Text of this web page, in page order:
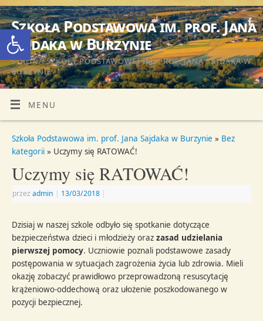
Otwórz pasek narzędzi
Szkoła Podstawowa im. prof. Jana
Sajdaka w Burzynie
STRONA SZKOŁY PODSTAWOWEJ IM. PROF. JANA SAJDAKA W
BURZYNIE
MENU
Szkoła Podstawowa im. prof. Jana Sajdaka w Burzynie » Bez
kategorii » Uczymy się RATOWAĆ!
Uczymy się RATOWAĆ!
przezadmin | 13/03/2018 |
Dzisiaj w naszej szkole odbyło się spotkanie dotyczące
bezpieczeństwa dzieci i młodzieży orazzasad udzielania
pierwszej pomocy. Uczniowie poznali podstawowe zasady
postępowania w sytuacjach zagrożenia życia lub zdrowia. Mieli
okazję zobaczyć prawidłowo przeprowadzoną resuscytację
krążeniowo-oddechową oraz ułożenie poszkodowanego w
pozycji bezpiecznej.